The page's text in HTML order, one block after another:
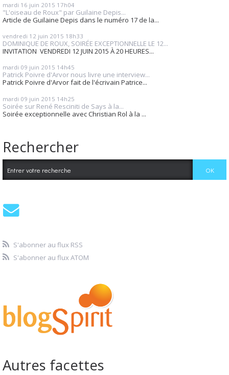
mardi 16 juin 2015 17h04
"L'oiseau de Roux" par Guilaine Depis...
Article de Guilaine Depis dans le numéro 17 de la...
vendredi 12 juin 2015 18h33
DOMINIQUE DE ROUX, SOIRÉE EXCEPTIONNELLE LE 12...
INVITATION VENDREDI 12 JUIN 2015 À 20 HEURES...
mardi 09 juin 2015 14h45
Patrick Poivre d'Arvor nous livre une interview...
Patrick Poivre d'Arvor fait de l'écrivain Patrice...
mardi 09 juin 2015 14h25
Soirée sur René Resciniti de Says à la...
Soirée exceptionnelle avec Christian Rol à la ...
Rechercher
S'abonner au flux RSS
S'abonner au flux ATOM
Autres facettes